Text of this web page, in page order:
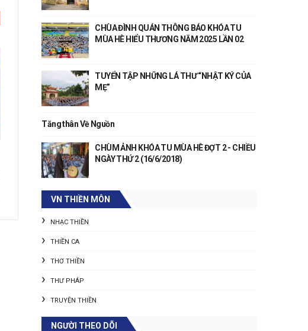
CHÙA ĐÌNH QUÁN THÔNG BÁO KHÓA TU
MÙA HÈ HIỂU THƯƠNG NĂM 2025 LẦN 02
TUYỂN TẬP NHỮNG LÁ THƯ “NHẬT KÝ CỦA
MẸ”
Tăng thân Về Nguồn
CHÙM ẢNH KHÓA TU MÙA HÈ ĐỢT 2 - CHIỀU
NGÀY THỨ 2 (16/6/2018)
VN THIỀN MÔN
NHẠC THIỀN
THIỀN CA
THƠ THIỀN
THƯ PHÁP
TRUYỆN THIỀN
NGƯỜI THEO DÕI